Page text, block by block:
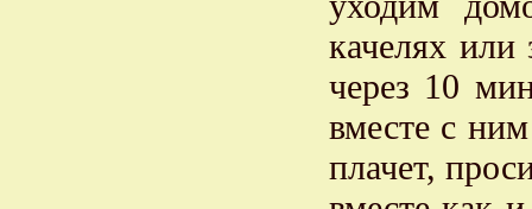
качелях или
через 10
вместе с
плачет,